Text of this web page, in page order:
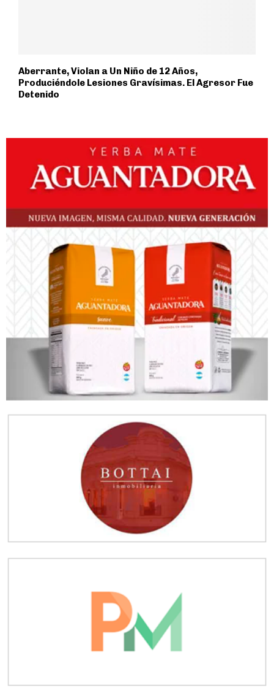
Aberrante, Violan a Un Niño de 12 Años,
Produciéndole Lesiones Gravísimas. El Agresor Fue
Detenido